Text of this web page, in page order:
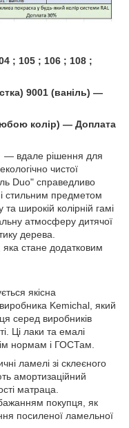
; 105 ; 106 ; 108 ;
9001 (ваніль) —
колір) — Доплата
— вдале рішення для
чистої
Duo" справедливо
стильним предметом
широкій колірній гамі
атмосферу дитячої
дерева.
стане додатковим
якісна
Kemichal, який
серед виробників
Ці лаки та емалі
нормам і ГОСТам.
ламелі зі склеєного
амортизаційний
матраца.
покупця, як
посиленої ламельної